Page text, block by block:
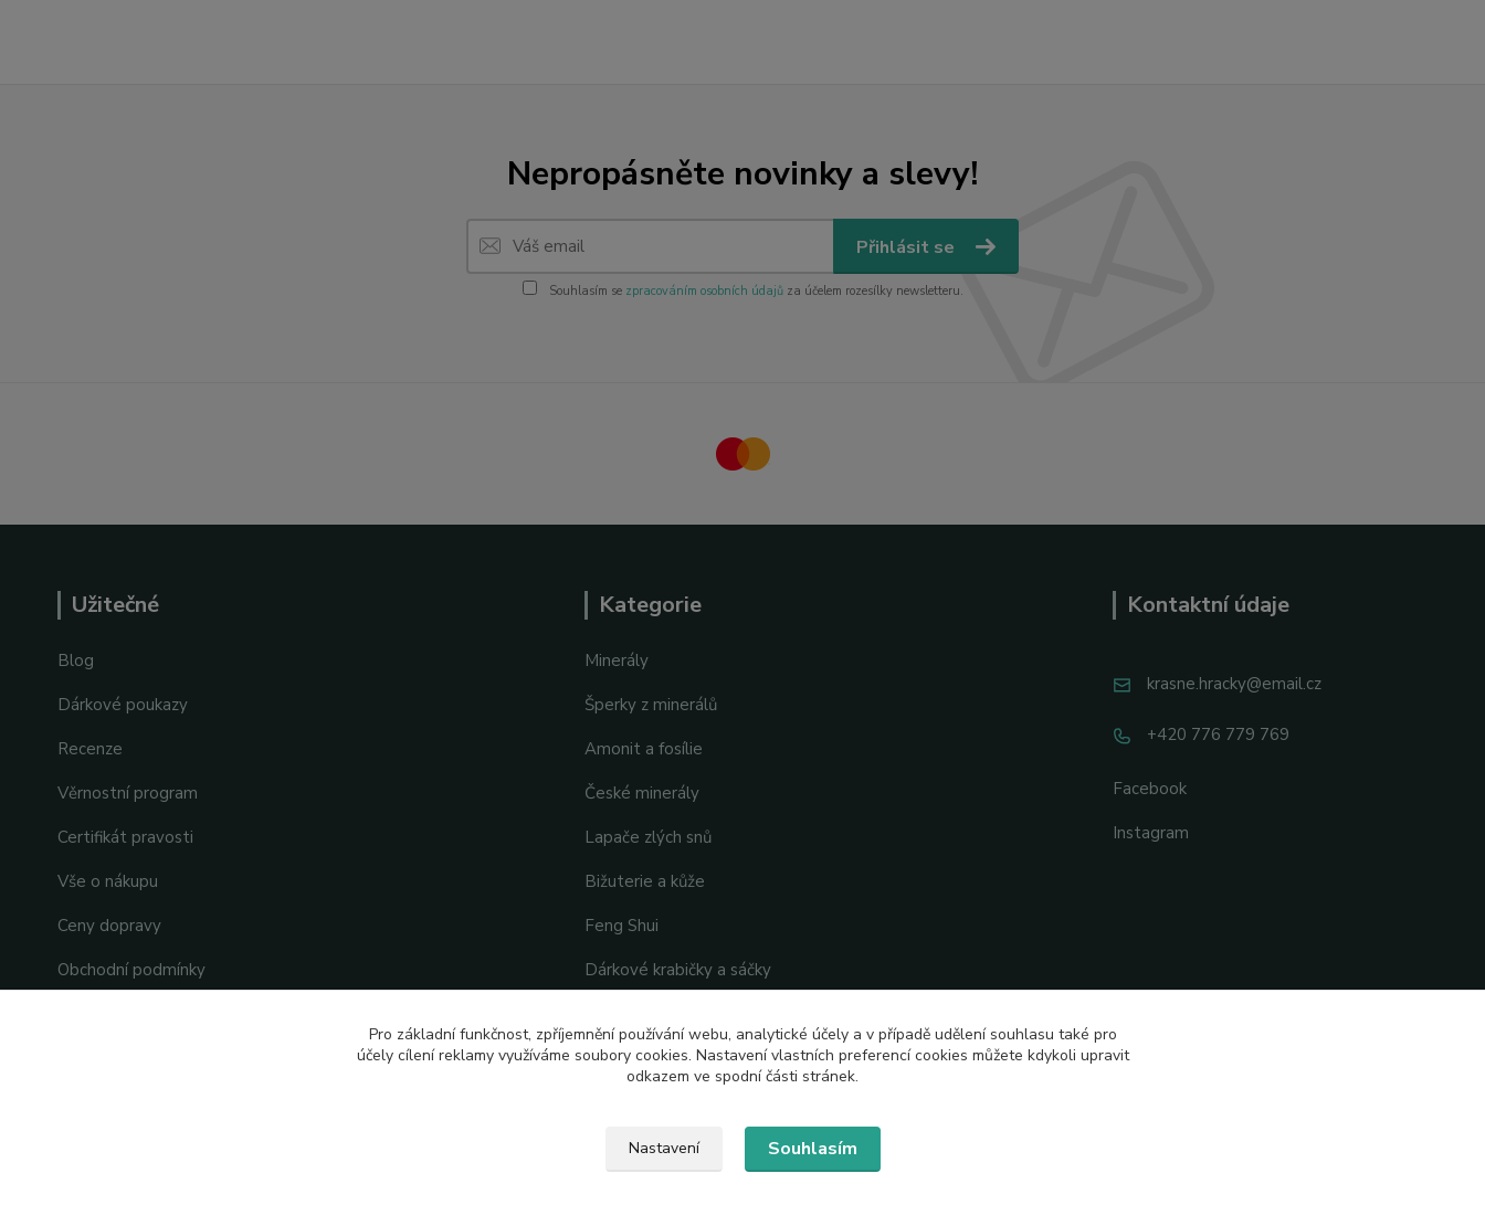
Nepropásněte novinky a slevy!
Přihlásit se
Souhlasím se zpracováním osobních údajůza účelem rozesílky newsletteru.
Užitečné
Blog
Dárkové poukazy
Recenze
Věrnostní program
Certifikát pravosti
Vše o nákupu
Ceny dopravy
Obchodní podmínky
Kategorie
Minerály
Šperky z minerálů
Amonit a fosílie
České minerály
Lapače zlých snů
Bižuterie a kůže
Feng Shui
Dárkové krabičky a sáčky
Kontaktní údaje
krasne.hracky@email.cz
+420 776 779 769
Facebook
Instagram
Pro základní funkčnost, zpříjemnění používání webu, analytické účely a v případě udělení souhlasu také pro
účely cílení reklamy využíváme soubory cookies. Nastavení vlastních preferencí cookies můžete kdykoli upravit
odkazem ve spodní části stránek.
Nastavení Souhlasím